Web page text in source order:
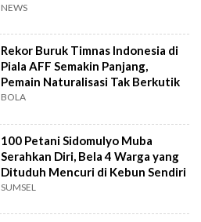
NEWS
Rekor Buruk Timnas Indonesia di
Piala AFF Semakin Panjang,
Pemain Naturalisasi Tak Berkutik
BOLA
100 Petani Sidomulyo Muba
Serahkan Diri, Bela 4 Warga yang
Dituduh Mencuri di Kebun Sendiri
SUMSEL